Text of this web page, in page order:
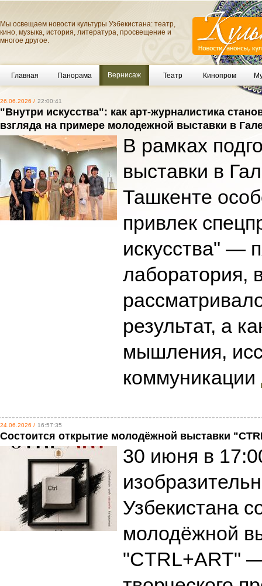
Мы освещаем новости культуры Узбекистана: театр,
кино, музыка, история, литература, просвещение и
многое другое.
Главная Панорама Вернисаж Театр Кинопром
26.06.2026 / 22:00:41
"Внутри искусства": как арт-журналистика
взгляда на примере молодежной выставки в
В рамках
выставки в
Ташкенте
привлек
искусства" —
лаборатория,
результат, а
мышления,
коммуникации
24.06.2026 / 16:57:35
Состоится открытие молодёжной выставки
30 июня в
Узбекистана
молодёжной
"CTRL+ART"